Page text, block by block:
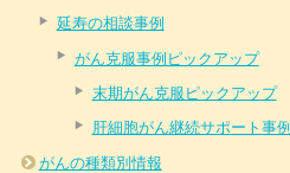
延寿の相談事例
がん克服事例ピックアップ
末期がん克服ピックアップ
肝細胞がん継続サポート事例
がんの種類別情報